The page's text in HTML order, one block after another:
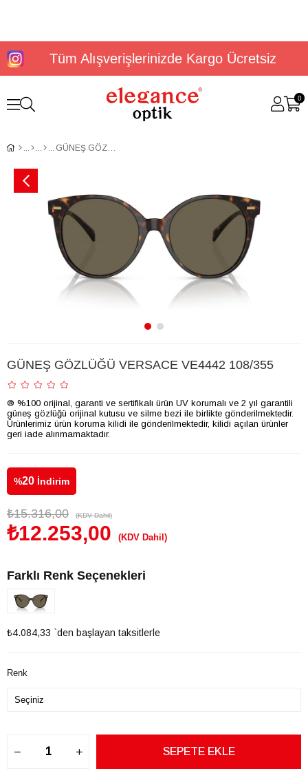
Tüm Alışverişlerinizde Kargo Ücretsiz
0
GÜNEŞ GÖZLÜĞÜ VERSACE VE4442 108/355
GÜNEŞ GÖZLÜĞÜ VERSACE VE4442 108/355
® %100 orijinal, garanti ve sertifikalı ürün UV korumalı ve 2 yıl garantili
güneş gözlüğü orijinal kutusu ve silme bezi ile birlikte gönderilmektedir.
Ürünlerimiz ürün koruma kilidi ile gönderilmektedir, kilidi açılan ürünler
geri iade alınmamaktadır.
%20 İndirim
₺15.316,00 (KDV Dahil)
₺12.253,00 (KDV Dahil)
Farklı Renk Seçenekleri
₺4.084,33 `den başlayan taksitlerle
Renk